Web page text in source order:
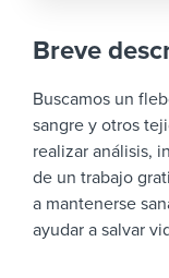
Breve
Buscamos un
sangre y otros
realizar análisis,
de un trabajo
a mantenerse
ayudar a salvar